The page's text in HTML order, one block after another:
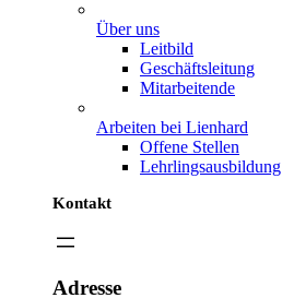
Über uns
Leitbild
Geschäftsleitung
Mitarbeitende
Arbeiten bei Lienhard
Offene Stellen
Lehrlingsausbildung
Kontakt
Adresse